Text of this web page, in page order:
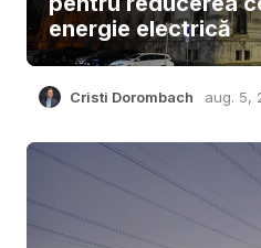
energie electrică
Cristi Dorombach aug. 5,